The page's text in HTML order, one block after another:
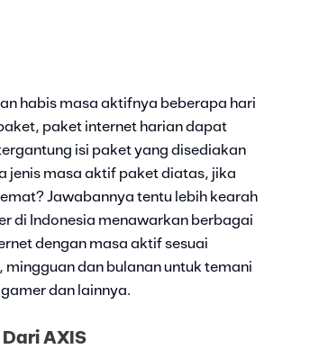
habis masa aktifnya beberapa hari
paket internet harian dapat
isi paket yang disediakan
jenis masa aktif paket diatas, jika
Jawabannya tentu lebih kearah
di Indonesia menawarkan berbagai
dengan masa aktif sesuai
dan bulanan untuk temani
dan lainnya.
AXIS